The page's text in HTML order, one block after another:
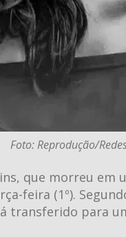
Foto: Reprodução/
que morreu em
feira (1º).
transferido para